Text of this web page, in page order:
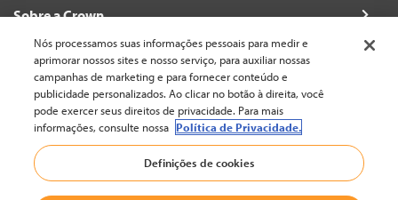
Sobre a Crown
Contacte
Brasil (alterar)
Nós processamos suas informações pessoais para medir e
aprimorar nossos sites e nosso serviço, para auxiliar nossas
campanhas de marketing e para fornecer conteúdo e
publicidade personalizados. Ao clicar no botão à direita, você
pode exercer seus direitos de privacidade. Para mais
informações, consulte nossa Política de Privacidade.
Definições de cookies